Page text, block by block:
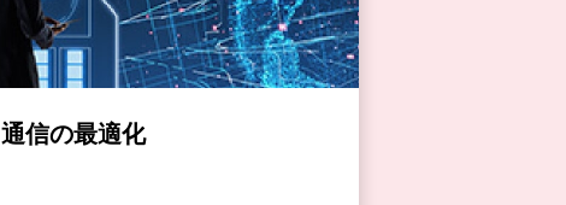
通信の最適化